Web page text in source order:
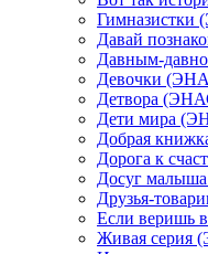
Давай
Давным-
Девочки
Детвора
Дети мира
Добрая
Дорога к
Досуг
Друзья-
Если
Живая